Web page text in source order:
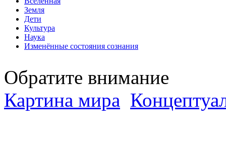
Земля
Дети
Культура
Наука
Изменённые состояния сознания
Обратите внимание
Картина мира